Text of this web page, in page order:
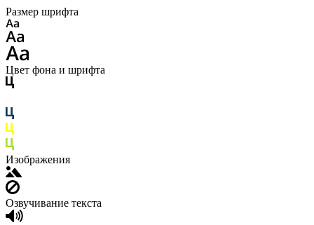
Размер шрифта
Цвет фона и шрифта
Изображения
Озвучивание текста